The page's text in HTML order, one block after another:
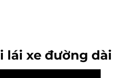
lái xe đường dài